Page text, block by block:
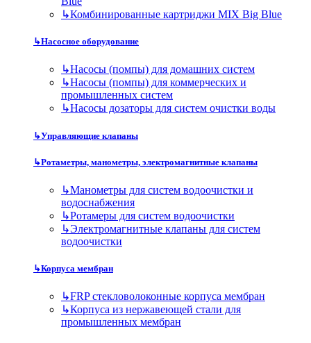
↳Комбинированные картриджи MIX Big Blue
↳Насосное оборудование
↳Насосы (помпы) для домашних систем
↳Насосы (помпы) для коммерческих и
промышленных систем
↳Насосы дозаторы для систем очистки воды
↳Управляющие клапаны
↳Ротаметры, манометры, электромагнитные клапаны
↳Манометры для систем водоочистки и
водоснабжения
↳Ротамеры для систем водоочистки
↳Электромагнитные клапаны для систем
водоочистки
↳Корпуса мембран
↳FRP стекловолоконные корпуса мембран
↳Корпуса из нержавеющей стали для
промышленных мембран